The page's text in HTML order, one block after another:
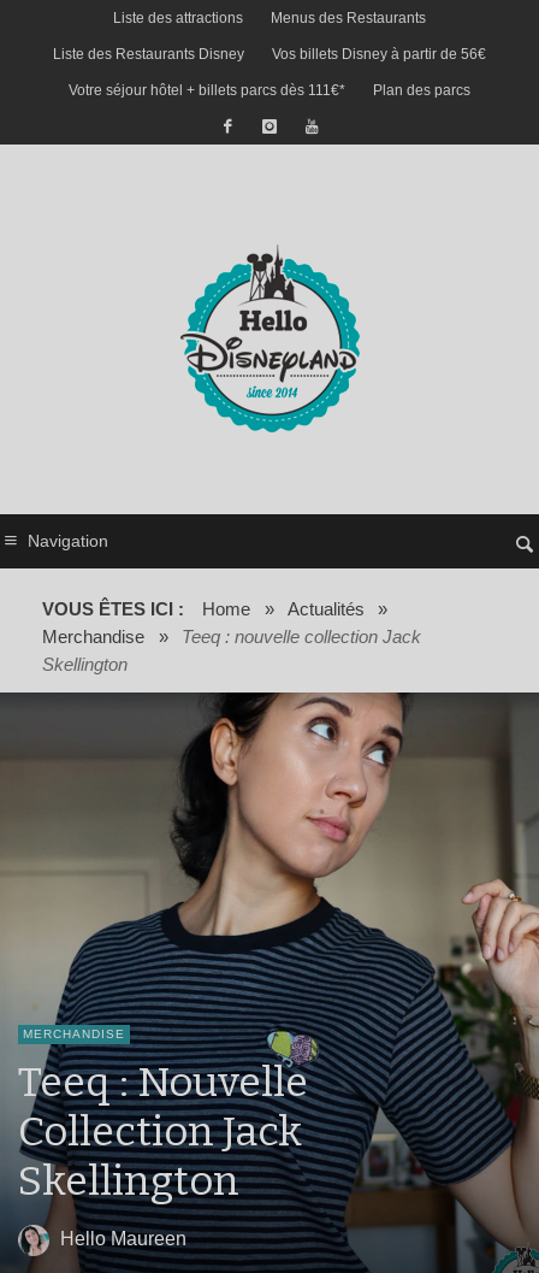
Liste des attractions Menus des Restaurants
Liste des Restaurants Disney Vos billets Disney à partir de 56€
Votre séjour hôtel + billets parcs dès 111€* Plan des parcs
Navigation
VOUS ÊTES ICI : Home » Actualités
»
Merchandise
»
Teeq : nouvelle collection Jack
Skellington
MERCHANDISE
Teeq : Nouvelle
Collection Jack
Skellington
Hello Maureen